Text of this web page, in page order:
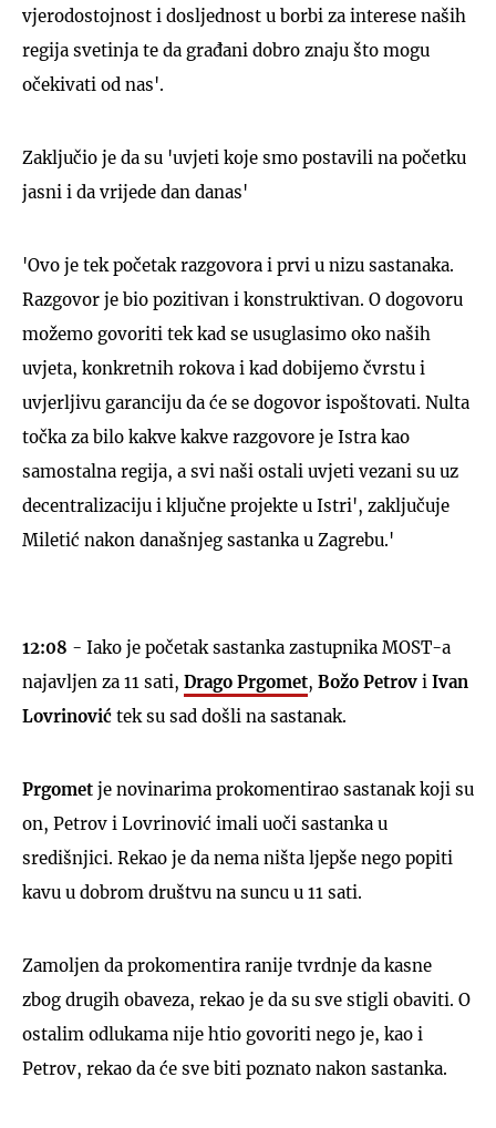
vjerodostojnost i dosljednost u borbi za interese naših
regija svetinja te da građani dobro znaju što mogu
očekivati od nas'.
Zaključio je da su 'uvjeti koje smo postavili na početku
jasni i da vrijede dan danas'
'Ovo je tek početak razgovora i prvi u nizu sastanaka.
Razgovor je bio pozitivan i konstruktivan. O dogovoru
možemo govoriti tek kad se usuglasimo oko naših
uvjeta, konkretnih rokova i kad dobijemo čvrstu i
uvjerljivu garanciju da će se dogovor ispoštovati. Nulta
točka za bilo kakve kakve razgovore je Istra kao
samostalna regija, a svi naši ostali uvjeti vezani su uz
decentralizaciju i ključne projekte u Istri', zaključuje
Miletić nakon današnjeg sastanka u Zagrebu.'
12:08 - Iako je početak sastanka zastupnika MOST-a
najavljen za 11 sati, Drago Prgomet, Božo Petrov i Ivan
Lovrinović tek su sad došli na sastanak.
Prgomet je novinarima prokomentirao sastanak koji su
on, Petrov i Lovrinović imali uoči sastanka u
središnjici. Rekao je da nema ništa ljepše nego popiti
kavu u dobrom društvu na suncu u 11 sati.
Zamoljen da prokomentira ranije tvrdnje da kasne
zbog drugih obaveza, rekao je da su sve stigli obaviti. O
ostalim odlukama nije htio govoriti nego je, kao i
Petrov, rekao da će sve biti poznato nakon sastanka.